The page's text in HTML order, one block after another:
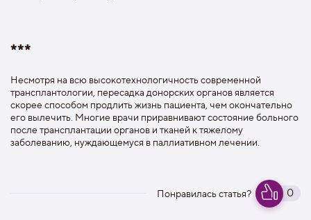
***
Несмотря на всю высокотехнологичность современной
трансплантологии, пересадка донорских органов является
скорее способом продлить жизнь пациента, чем окончательно
его вылечить. Многие врачи приравнивают состояние больного
после трансплантации органов и тканей к тяжелому
заболеванию, нуждающемуся в паллиативном лечении.
Понравилась статья? 0